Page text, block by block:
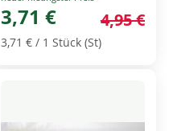
Price
3,71 € 4,95 €
3,71 € / 1 Stück (St)